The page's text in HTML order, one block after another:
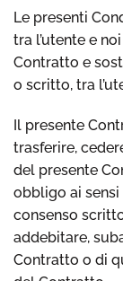
Le presenti
tra l’utente e
Contratto e
o scritto, tra
Il presente
trasferire,
del presente
obbligo ai
consenso
addebitare,
Contratto o di